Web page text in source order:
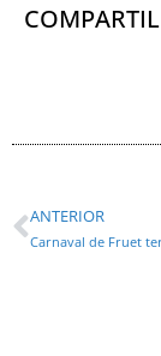
ANTERIOR